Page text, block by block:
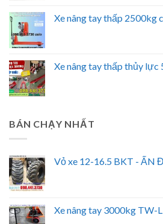
Xe nâng tay thấp 2500kg
Xe nâng tay thấp thủy
BÁN CHẠY NHẤT
Vỏ xe 12-16.5 BKT - ẤN
Xe nâng tay 3000kg TW-